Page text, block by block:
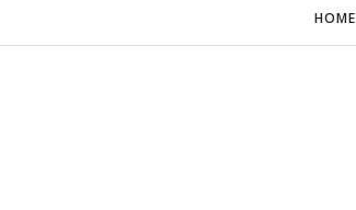
HOME